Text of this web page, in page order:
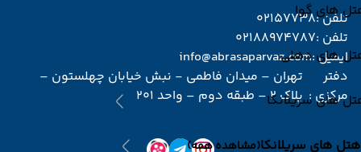
های گوا
های دهلی
های سریلانکا
هتل های سریلانکا(مشاهده همه)
تلفن :02157738
تلفن :02188974787
ایمیل :info@abrasaparvaz.com
دفتر
مرکزی :
تهران – میدان فاطمی - نبش خیابان چهلستون –
پلاک 2 – طبقه دوم – واحد 201